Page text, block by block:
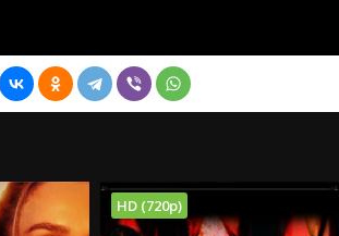
HD (720p)